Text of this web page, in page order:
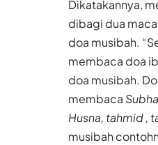
Dikatakannya,
dibagi dua
doa musibah.
membaca doa
doa musibah.
membaca
Husna, tahmid ,
musibah